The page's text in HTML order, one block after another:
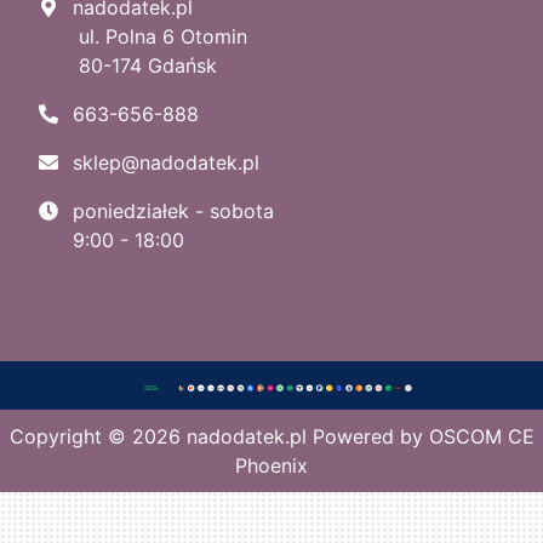
nadodatek.pl
ul. Polna 6 Otomin
80-174 Gdańsk
663-656-888
sklep@nadodatek.pl
poniedziałek - sobota
9:00 - 18:00
Copyright © 2026 nadodatek.pl Powered by OSCOM CE
Phoenix